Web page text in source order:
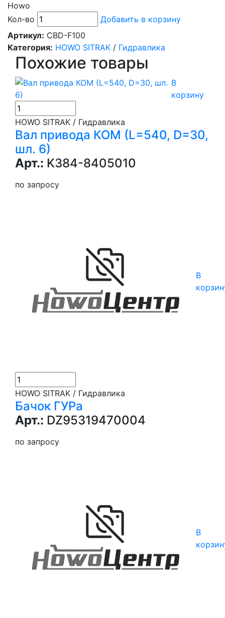
Howo
Кол-во
Добавить в корзину
Артикул: CBD-F100
Категория: HOWO SITRAK / Гидравлика
Похожие товары
В
корзину
HOWO SITRAK / Гидравлика
Вал привода КОМ (L=540, D=30,
шл. 6)
Арт.: K384-8405010
по запросу
В
HOWO SITRAK / Гидравлика
Бачок ГУРа
Арт.: DZ95319470004
по запросу
В